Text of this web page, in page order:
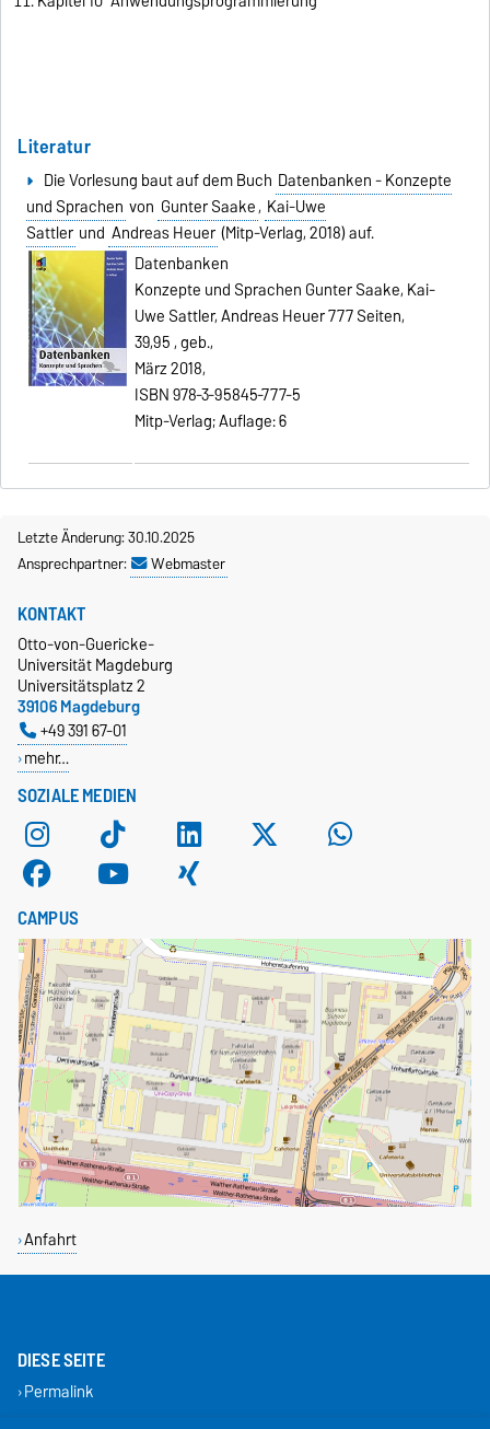
Literatur
Die Vorlesung baut auf dem Buch Datenbanken - Konzepte
und Sprachen von Gunter Saake, Kai-Uwe
Sattler und Andreas Heuer (Mitp-Verlag, 2018) auf.
Datenbanken
Konzepte und Sprachen Gunter Saake, Kai-
Uwe Sattler, Andreas Heuer777 Seiten,
39,95 , geb.,
März 2018,
ISBN 978‐3‐95845‐777‐5
Mitp-Verlag; Auflage: 6
Letzte Änderung: 30.10.2025
Ansprechpartner:
Webmaster
SOZIALE MEDIEN
KONTAKT
Otto-von-Guericke-
Universität Magdeburg
Universitätsplatz 2
39106 Magdeburg
+49 391 67-01
mehr…
CAMPUS
Anfahrt
DIESE SEITE
Permalink